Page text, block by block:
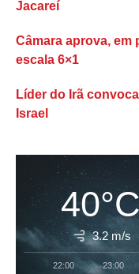
Jacareí
Câmara aprova, em
escala 6×1
Líder do Irã
Israel
3.2 m/s
22:00 23:00